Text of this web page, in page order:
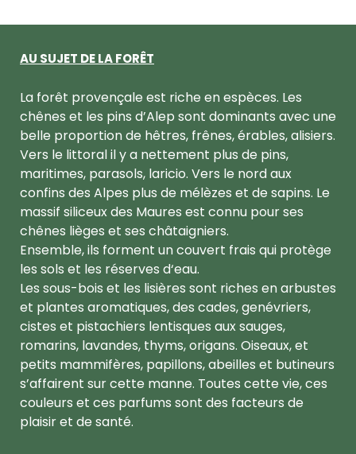
AU SUJET DE LA FORÊT
La forêt provençale est riche en espèces. Les
chênes et les pins d’Alep sont dominants avec une
belle proportion de hêtres, frênes, érables, alisiers.
Vers le littoral il y a nettement plus de pins,
maritimes, parasols, laricio. Vers le nord aux
confins des Alpes plus de mélèzes et de sapins. Le
massif siliceux des Maures est connu pour ses
chênes lièges et ses châtaigniers.
Ensemble, ils forment un couvert frais qui protège
les sols et les réserves d‘eau.
Les sous-bois et les lisières sont riches en arbustes
et plantes aromatiques, des cades, genévriers,
cistes et pistachiers lentisques aux sauges,
romarins, lavandes, thyms, origans. Oiseaux, et
petits mammifères, papillons, abeilles et butineurs
s’affairent sur cette manne. Toutes cette vie, ces
couleurs et ces parfums sont des facteurs de
plaisir et de santé.